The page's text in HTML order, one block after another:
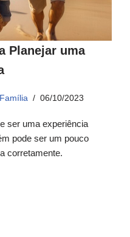
Planejar uma
06/10/2023
ser uma experiência
pode ser um pouco
corretamente.